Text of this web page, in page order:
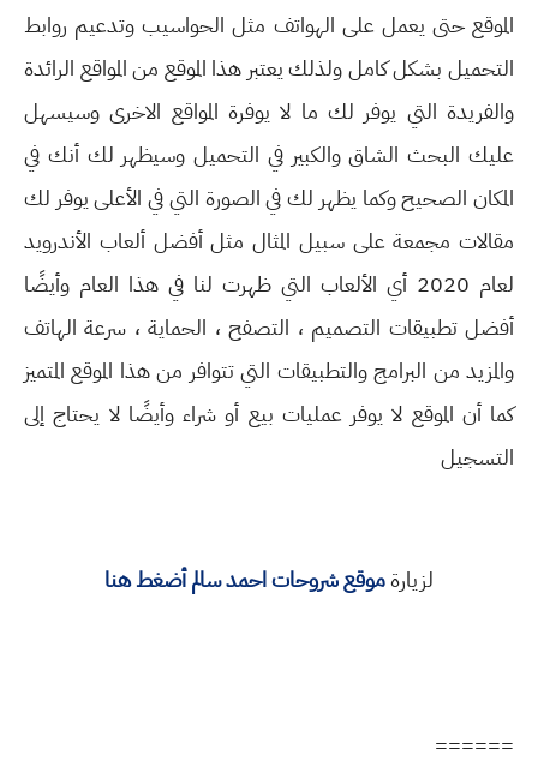
الموقع حتى يعمل على الهواتف مثل الحواسيب وتدعيم روابط
التحميل بشكل كامل ولذلك يعتبر هذا الموقع من المواقع الرائدة
والفريدة التي يوفر لك ما لا يوفرة المواقع الاخرى وسيسهل
عليك البحث الشاق والكبير في التحميل وسيظهر لك أنك في
المكان الصحيح وكما يظهر لك في الصورة التي في الأعلى يوفر لك
مقالات مجمعة على سبيل المثال مثل أفضل ألعاب الأندرويد
لعام 2020 أي الألعاب التي ظهرت لنا في هذا العام وأيضًا
أفضل تطبيقات التصميم ، التصفح ، الحماية ، سرعة الهاتف
والمزيد من البرامج والتطبيقات التي تتوافر من هذا الموقع المتميز
كما أن الموقع لا يوفر عمليات بيع أو شراء وأيضًا لا يحتاج إلى
التسجيل
لزيارةموقع شروحات احمد سالم أضغط هنا
======